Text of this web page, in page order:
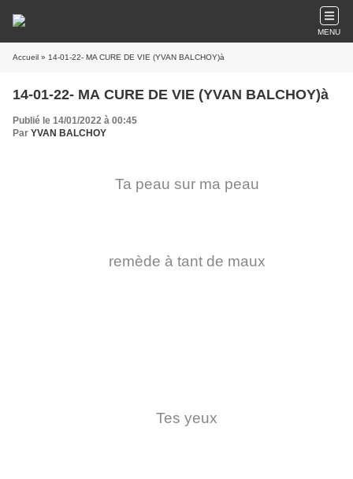
MENU
Accueil » 14-01-22- MA CURE DE VIE (YVAN BALCHOY)à
14-01-22- MA CURE DE VIE (YVAN BALCHOY)à
Publié le 14/01/2022 à 00:45
Par YVAN BALCHOY
Ta peau sur ma peau
remède à tant de maux
Tes yeux